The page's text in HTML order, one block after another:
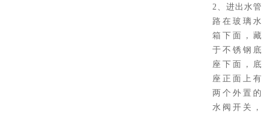
2、进出水管
路在玻璃水
箱下面，藏
于不锈钢底
座下面，底
座正面上有
两个外置的
水阀开关，